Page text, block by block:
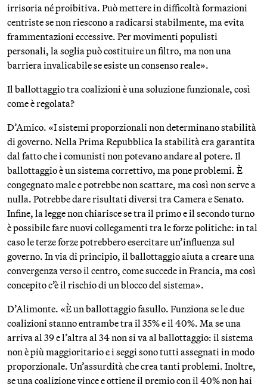
irrisoria né proibitiva. Può mettere in difficoltà formazioni
centriste se non riescono a radicarsi stabilmente, ma evita
frammentazioni eccessive. Per movimenti populisti
personali, la soglia può costituire un filtro, ma non una
barriera invalicabile se esiste un consenso reale».
Il ballottaggio tra coalizioni è una soluzione funzionale, così
come è regolata?
D’Amico. «I sistemi proporzionali non determinano stabilità
di governo. Nella Prima Repubblica la stabilità era garantita
dal fatto che i comunisti non potevano andare al potere. Il
ballottaggio è un sistema correttivo, ma pone problemi. È
congegnato male e potrebbe non scattare, ma così non serve a
nulla. Potrebbe dare risultati diversi tra Camera e Senato.
Infine, la legge non chiarisce se tra il primo e il secondo turno
è possibile fare nuovi collegamenti tra le forze politiche: in tal
caso le terze forze potrebbero esercitare un’influenza sul
governo. In via di principio, il ballottaggio aiuta a creare una
convergenza verso il centro, come succede in Francia, ma così
concepito c’è il rischio di un blocco del sistema».
D’Alimonte. «È un ballottaggio fasullo. Funziona se le due
coalizioni stanno entrambe tra il 35% e il 40%. Ma se una
arriva al 39 e l’altra al 34 non si va al ballottaggio: il sistema
non è più maggioritario e i seggi sono tutti assegnati in modo
proporzionale. Un’assurdità che crea tanti problemi. Inoltre,
se una coalizione vince e ottiene il premio con il 40% non hai